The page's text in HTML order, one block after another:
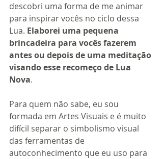
descobri uma forma de me animar
para inspirar vocês no ciclo dessa
Lua. Elaborei uma pequena
brincadeira para vocês fazerem
antes ou depois de uma meditação
visando esse recomeço de Lua
Nova.
Para quem não sabe, eu sou
formada em Artes Visuais e é muito
difícil separar o simbolismo visual
das ferramentas de
autoconhecimento que eu uso para